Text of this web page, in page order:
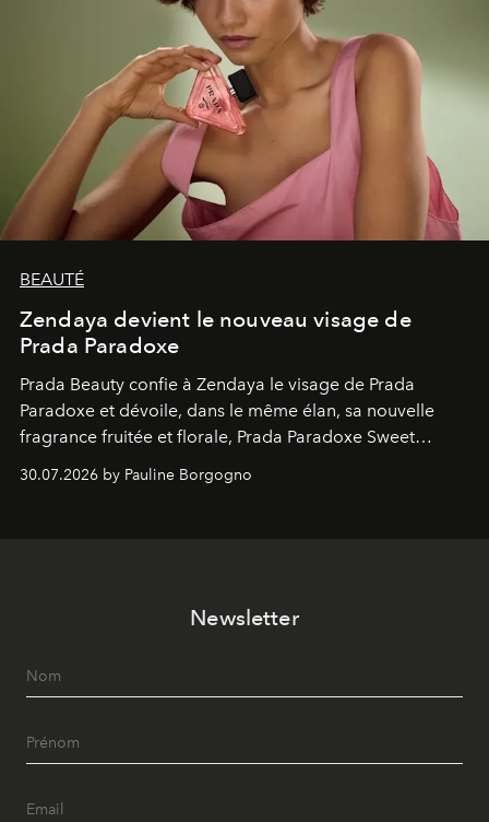
BEAUTÉ
Zendaya devient le nouveau visage de
Prada Paradoxe
Prada Beauty confie à Zendaya le visage de Prada
Paradoxe et dévoile, dans le même élan, sa nouvelle
fragrance fruitée et florale, Prada Paradoxe Sweet
Chemistry Eau de Parfum.
30.07.2026 by Pauline Borgogno
Newsletter